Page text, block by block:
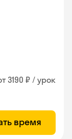
3190 ₽ / урок
время